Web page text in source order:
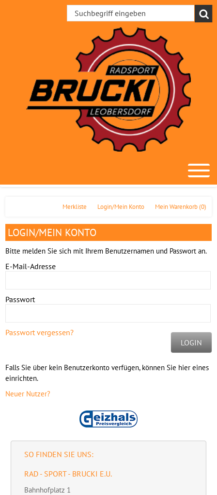
Mein Warenkorb(0)
Login/Mein Konto
Merkliste
LOGIN/MEIN KONTO
Bitte melden Sie sich mit Ihrem Benutzernamen und Passwort an.
E-Mail-Adresse
Passwort
LOGIN
Passwort vergessen?
Falls Sie über kein Benutzerkonto verfügen, können Sie hier eines
einrichten.
Neuer Nutzer?
SO FINDEN SIE UNS:
RAD - SPORT - BRUCKI E.U.
Bahnhofplatz 1